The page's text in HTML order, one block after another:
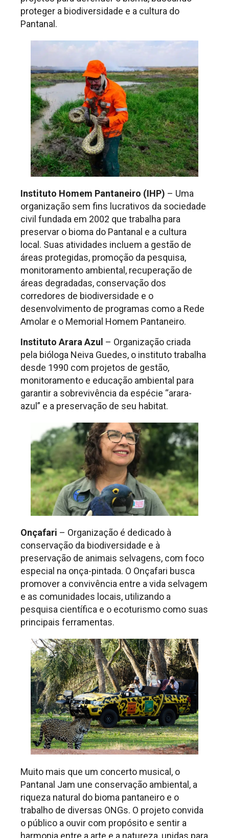
proteger a biodiversidade e a cultura do
Pantanal.
Instituto Homem Pantaneiro (IHP) – Uma
organização sem fins lucrativos da sociedade
civil fundada em 2002 que trabalha para
preservar o bioma do Pantanal e a cultura
local. Suas atividades incluem a gestão de
áreas protegidas, promoção da pesquisa,
monitoramento ambiental, recuperação de
áreas degradadas, conservação dos
corredores de biodiversidade e o
desenvolvimento de programas como a Rede
Amolar e o Memorial Homem Pantaneiro.
Instituto Arara Azul – Organização criada
pela bióloga Neiva Guedes, o instituto trabalha
desde 1990 com projetos de gestão,
monitoramento e educação ambiental para
garantir a sobrevivência da espécie “arara-
azul” e a preservação de seu habitat.
Onçafari – Organização é dedicado à
conservação da biodiversidade e à
preservação de animais selvagens, com foco
especial na onça-pintada. O Onçafari busca
promover a convivência entre a vida selvagem
e as comunidades locais, utilizando a
pesquisa científica e o ecoturismo como suas
principais ferramentas.
Muito mais que um concerto musical, o
Pantanal Jam une conservação ambiental, a
riqueza natural do bioma pantaneiro e o
trabalho de diversas ONGs. O projeto convida
o público a ouvir com propósito e sentir a
harmonia entre a arte e a natureza, unidas para